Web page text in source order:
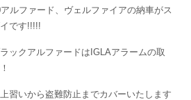
ルファード、ヴェルファイアの納車がス
です!!!!!
ックアルファードはIGLAアラームの取
習いから盗難防止までカバーいたします